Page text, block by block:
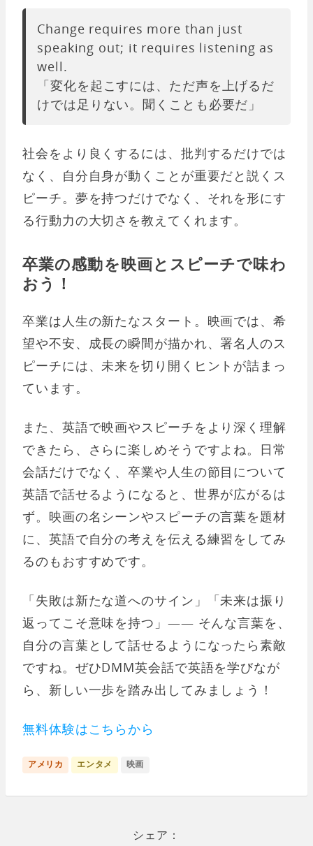
Change requires more than just
speaking out; it requires listening as
well.
「変化を起こすには、ただ声を上げるだ
けでは足りない。聞くことも必要だ」
社会をより良くするには、批判するだけでは
なく、自分自身が動くことが重要だと説くス
ピーチ。夢を持つだけでなく、それを形にす
る行動力の大切さを教えてくれます。
卒業の感動を映画とスピーチで味わ
おう！
卒業は人生の新たなスタート。映画では、希
望や不安、成長の瞬間が描かれ、署名人のス
ピーチには、未来を切り開くヒントが詰まっ
ています。
また、英語で映画やスピーチをより深く理解
できたら、さらに楽しめそうですよね。日常
会話だけでなく、卒業や人生の節目について
英語で話せるようになると、世界が広がるは
ず。映画の名シーンやスピーチの言葉を題材
に、英語で自分の考えを伝える練習をしてみ
るのもおすすめです。
「失敗は新たな道へのサイン」「未来は振り
返ってこそ意味を持つ」—— そんな言葉を、
自分の言葉として話せるようになったら素敵
ですね。ぜひDMM英会話で英語を学びなが
ら、新しい一歩を踏み出してみましょう！
無料体験はこちらから
アメリカ エンタメ 映画
シェア：